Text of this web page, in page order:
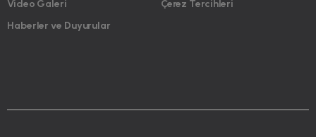
Video Galeri
Haberler ve Duyurular
Çerez Tercihleri